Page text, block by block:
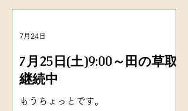
7月25日(土)9:00～田の草取
継続中
もうちょっとです。
7月24日